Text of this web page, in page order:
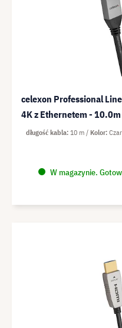
celexon Professional
4K z Ethernetem - 10.0m
W magazynie.
długość kabla 10 m Kolor